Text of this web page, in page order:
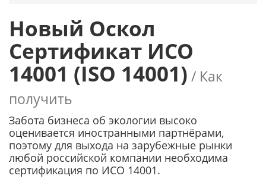
Новый Оскол
Сертификат ИСО
14001 (ISO 14001) / Как
получить
Забота бизнеса об экологии высоко
оценивается иностранными партнёрами,
поэтому для выхода на зарубежные рынки
любой российской компании необходима
сертификация по ИСО 14001.